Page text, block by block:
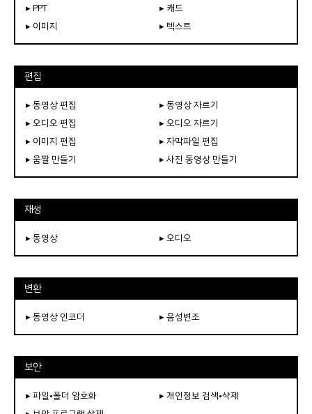
▸ PPT
▸ 캐드
▸ 이미지
▸ 텍스트
편집
▸ 동영상 편집
▸ 동영상 자르기
▸ 오디오 편집
▸ 오디오 자르기
▸ 이미지 편집
▸ 자막파일 편집
▸ 움짤 만들기
▸ 사진 동영상 만들기
재생
▸ 동영상 ▸ 오디오
변환
▸ 동영상 인코더 ▸ 음성변조
보안
▸ 파일•폴더 암호화
▸ 개인정보 검색•삭제